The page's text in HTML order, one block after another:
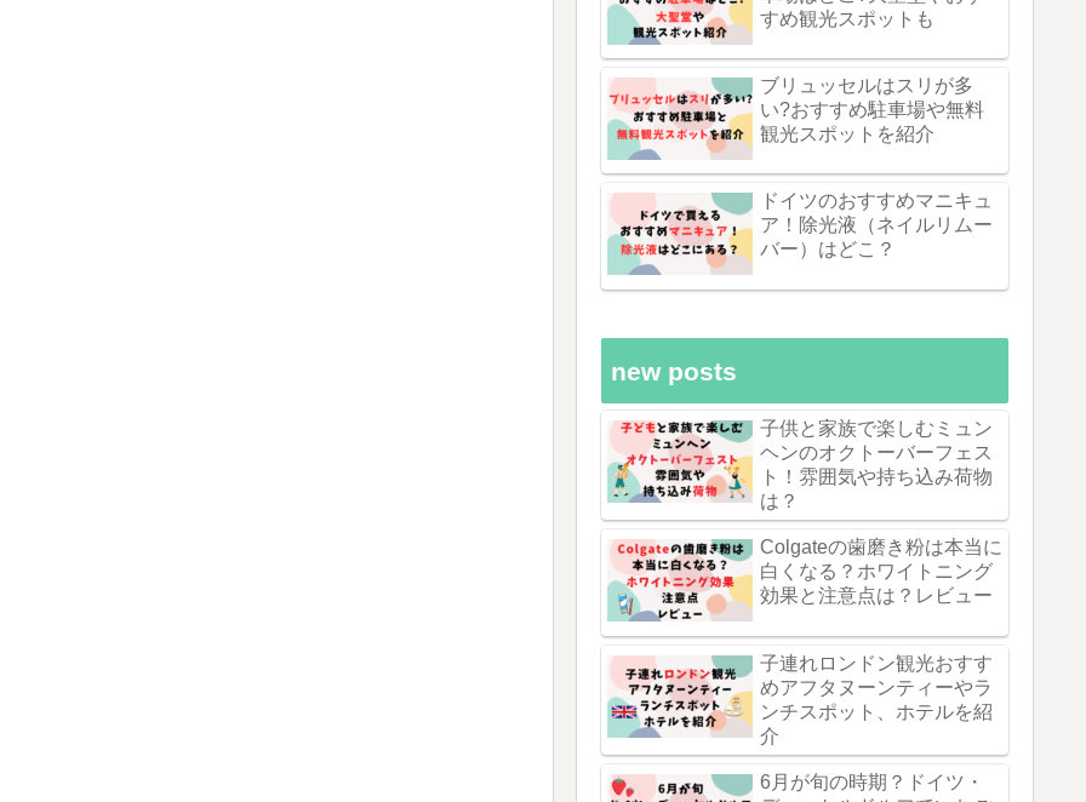
すめ観光スポットも
ブリュッセルはスリが多
い?おすすめ駐車場や無料
観光スポットを紹介
ドイツのおすすめマニキュ
ア！除光液（ネイルリムー
バー）はどこ？
new posts
子供と家族で楽しむミュン
ヘンのオクトーバーフェス
ト！雰囲気や持ち込み荷物
は？
Colgateの歯磨き粉は本当に
白くなる？ホワイトニング
効果と注意点は？レビュー
子連れロンドン観光おすす
めアフタヌーンティーやラ
ンチスポット、ホテルを紹
介
6月が旬の時期？ドイツ・